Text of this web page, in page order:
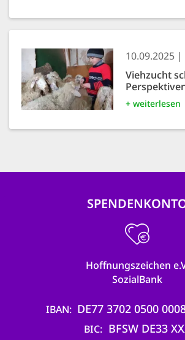
10.09.2025
Viehzucht
+ weiterlesen
Hoffnungszeichen
SozialBank
IBAN DE77 3702 0500
BIC BFSW DE33